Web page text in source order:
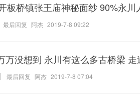
板桥镇张王庙神秘面纱 90%永川
最后回复 阿杰 2019-7-8 09:22
万没想到 永川有这么多古桥梁
最后回复 阿杰 2019-7-8 07:04